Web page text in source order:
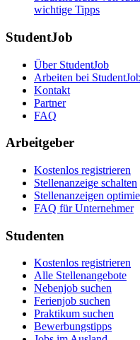
wichtige Tipps
StudentJob
Über StudentJob
Arbeiten bei
Kontakt
Partner
FAQ
Arbeitgeber
Kostenlos registrieren
Stellenanzeige schalten
Stellenanzeigen
FAQ für Unternehmer
Studenten
Kostenlos registrieren
Alle Stellenangebote
Nebenjob suchen
Ferienjob suchen
Praktikum suchen
Bewerbungstipps